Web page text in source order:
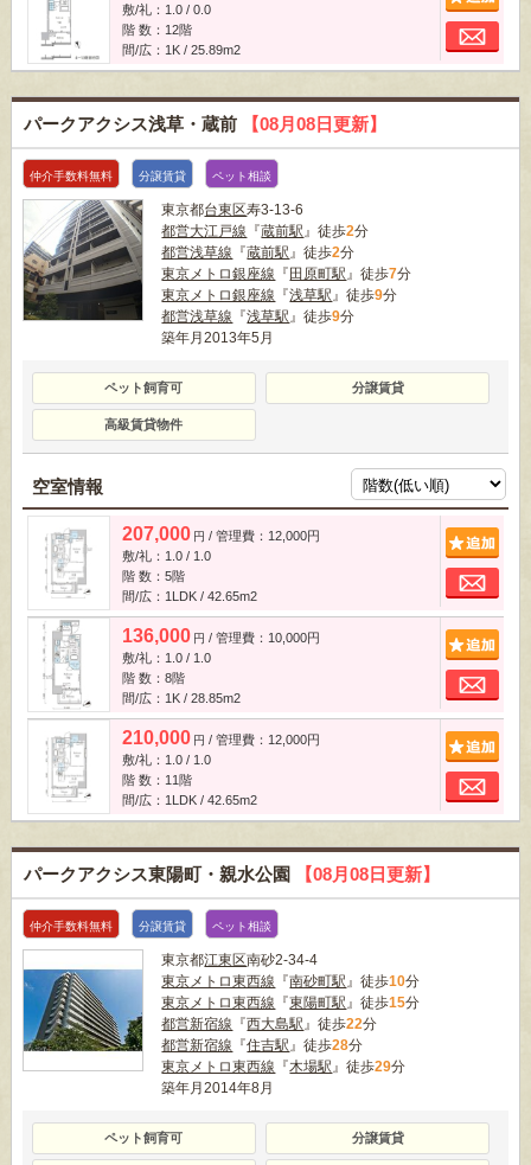
敷/礼：1.0 / 0.0
階 数：12階
間/広：1K / 25.89m2
パークアクシス浅草・蔵前 【08月08日更新】
仲介手数料無料 分譲賃貸 ペット相談
東京都台東区寿3-13-6
都営大江戸線 『蔵前駅』徒歩2分
都営浅草線 『蔵前駅』徒歩2分
東京メトロ銀座線 『 田原町駅』徒歩7分
東京メトロ銀座線 『浅草駅』徒歩9分
都営浅草線 『浅草駅』徒歩9分
築年月2013年5月
ペット飼育可 分譲賃貸
高級賃貸物件
空室情報
207,000 円 / 管理費：12,000円
敷/礼：1.0 / 1.0
階 数：5階
間/広：1LDK / 42.65m2
136,000 円 / 管理費：10,000円
敷/礼：1.0 / 1.0
階 数：8階
間/広：1K / 28.85m2
210,000 円 / 管理費：12,000円
敷/礼：1.0 / 1.0
階 数：11階
間/広：1LDK / 42.65m2
パークアクシス東陽町・親水公園 【08月08日更新】
仲介手数料無料 分譲賃貸 ペット相談
東京都江東区南砂2-34-4
東京メトロ東西線 『南砂町駅』徒歩10分
東京メトロ東西線 『東陽町駅』徒歩15分
都営新宿線 『西大島駅』徒歩22分
都営新宿線 『住吉駅』徒歩28分
東京メトロ東西線 『木場駅』徒歩29分
築年月2014年8月
ペット飼育可 分譲賃貸